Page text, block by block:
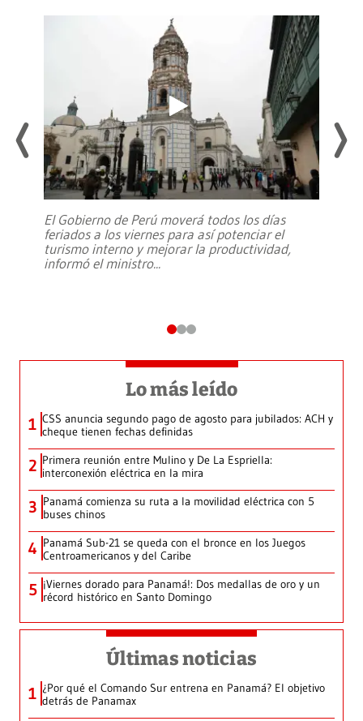
El Gobierno de Perú moverá todos los días
feriados a los viernes para así potenciar el
turismo interno y mejorar la productividad,
informó el ministro...
Lo más leído
1 CSS anuncia segundo pago de agosto para jubilados: ACH y
cheque tienen fechas definidas
2 Primera reunión entre Mulino y De La Espriella:
interconexión eléctrica en la mira
3 Panamá comienza su ruta a la movilidad eléctrica con 5
buses chinos
4 Panamá Sub-21 se queda con el bronce en los Juegos
Centroamericanos y del Caribe
5 ¡Viernes dorado para Panamá!: Dos medallas de oro y un
récord histórico en Santo Domingo
Últimas noticias
1 ¿Por qué el Comando Sur entrena en Panamá? El objetivo
detrás de Panamax